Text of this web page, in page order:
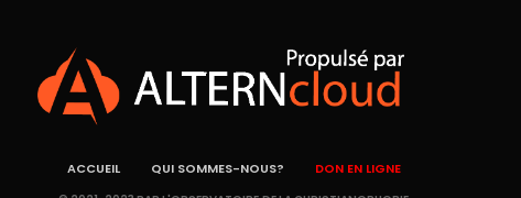
ACCUEIL QUI SOMMES-NOUS? DON EN LIGNE